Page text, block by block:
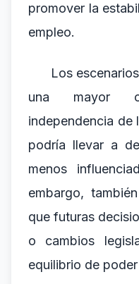
promover la
empleo.
Los
una mayor
independencia de
podría llevar a
menos
embargo,
que futuras
o cambios
equilibrio de